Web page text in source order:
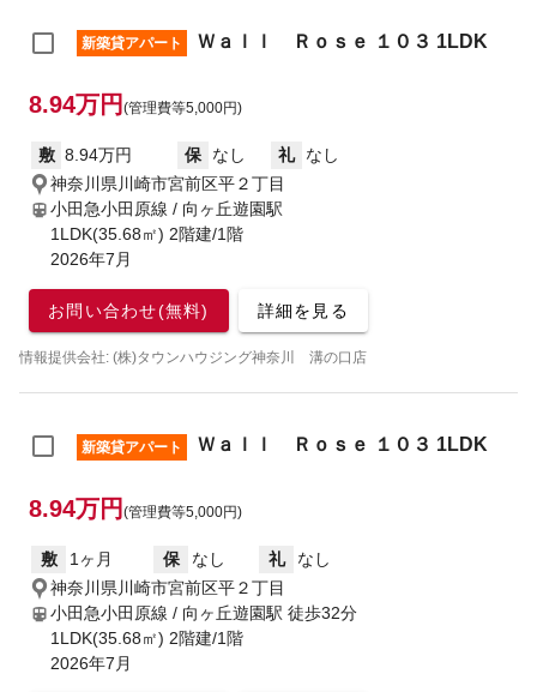
新築貸アパート Ｗａｌｌ Ｒｏｓｅ １０３ 1LDK
8.94万円 (管理費等5,000円)
敷 8.94万円 保 なし 礼
なし
神奈川県川崎市宮前区平２丁目
小田急小田原線 / 向ヶ丘遊園駅
1LDK(35.68㎡) 2階建/1階
2026年7月
お問い合わせ(無料) 詳細を見る
情報提供会社: (株)タウンハウジング神奈川 溝の口店
新築貸アパート Ｗａｌｌ Ｒｏｓｅ １０３ 1LDK
8.94万円 (管理費等5,000円)
敷 1ヶ月 保 なし 礼
なし
神奈川県川崎市宮前区平２丁目
小田急小田原線 / 向ヶ丘遊園駅 徒歩32分
1LDK(35.68㎡) 2階建/1階
2026年7月